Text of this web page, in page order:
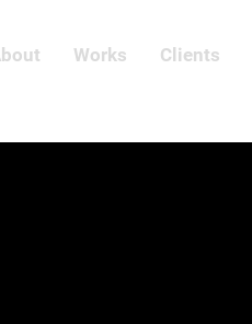
Works Clients